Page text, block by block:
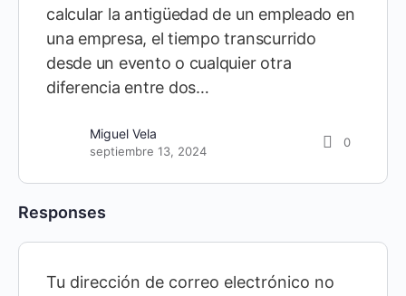
calcular la antigüedad de un empleado en
una empresa, el tiempo transcurrido
desde un evento o cualquier otra
diferencia entre dos…
Miguel Vela
septiembre 13, 2024
0
Responses
Tu dirección de correo electrónico no